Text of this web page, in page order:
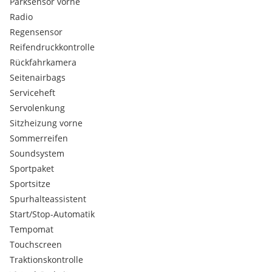
Deckenleuchte vorn mit Leselampen (x2) und
Deckenleuchte hinten mit zeitverzögerter Abschaltung
Edelstahltürschweller vorn
Edelstahlzierleisten am Dachbogen
Edelstahlzierleisten an den Schutzvorrichtungen im
unteren Türbereich
Elektrische Kindersicherung
Fahrzeit-Warnmeldung
Fernverriegelung (2 Fernbedienungen)
Geschwindigkeitsregler/-begrenzer
Heckscheibenwischer mit automatischer Aktivierung beim
Einlegen des Rückwärtsgangs
Höhenverstellbare 3-Punkt-Sicherheitsgurte vorn mit
Aufrollvorrichtung
Höhenverstellbarer mechanischer Beifahrersitz vorn
Höhenverstellbarer mechanischer Fahrersitz
i-Cockpit Amplify: 2 einstellbare Ambiente, die folgende
Elemente beeinflussen:
Türverkleidungen, Konsolenzierleiste) verchromt
Radio
Regensensor
Reifendruckkontrolle
Rückfahrkamera
Seitenairbags
Serviceheft
Servolenkung
Sitzheizung vorne
Sommerreifen
Soundsystem
Sportpaket
Sportsitze
Spurhalteassistent
Start/Stop-Automatik
Tempomat
Touchscreen
Traktionskontrolle